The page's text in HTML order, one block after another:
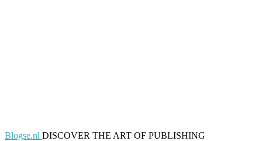
Blogse.nl DISCOVER THE ART OF PUBLISHING